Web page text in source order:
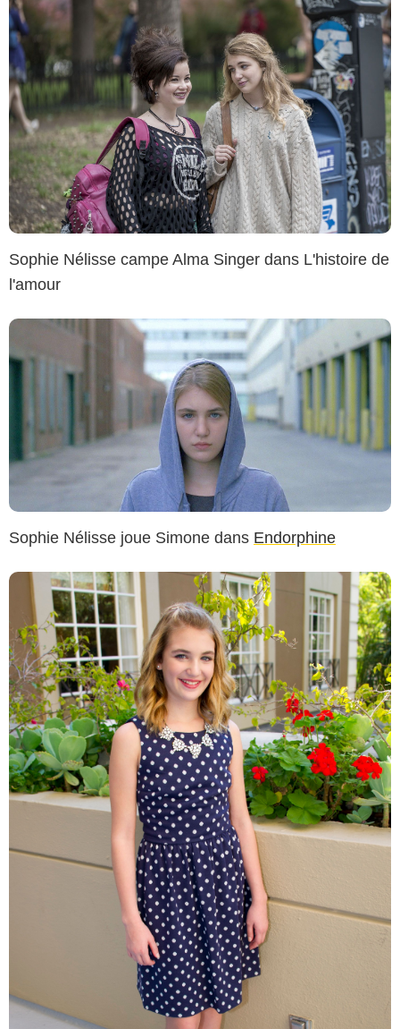
Sophie Nélisse campe Alma Singer dans L'histoire de
l'amour
Sophie Nélisse joue Simone dans Endorphine